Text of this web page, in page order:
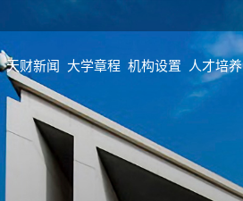
天财新闻 大学章程 机构设置 人才培养